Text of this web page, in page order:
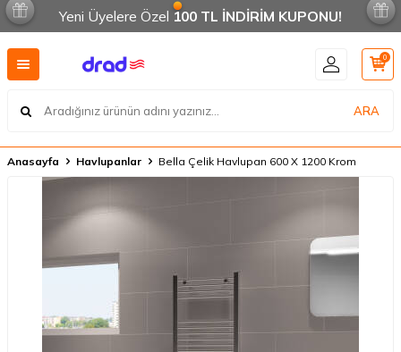
Yeni Üyelere Özel 100 TL İNDİRİM KUPONU!
ARA
0
Anasayfa Havlupanlar Bella Çelik Havlupan 600 X 1200 Krom